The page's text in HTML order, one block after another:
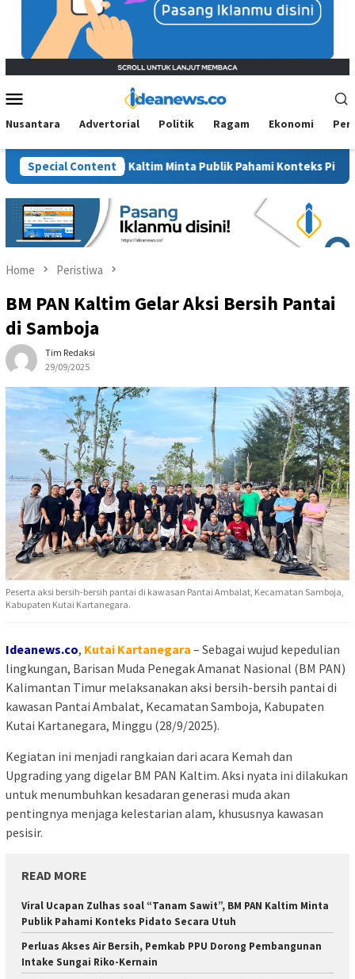
Menu
Nusantara Advertorial Politik Ragam Ekonomi
Special Content
PAN Kaltim Minta Publik Pahami Konteks Pidato Secara Utuh
Home Peristiwa
BM PAN Kaltim Gelar Aksi Bersih Pantai
di Samboja
Tim Redaksi
29/09/2025
Peserta aksi bersih-bersih pantai di kawasan Pantai Ambalat, Kecamatan Samboja,
Kabupaten Kutai Kartanegara.
Ideanews.co, Kutai Kartanegara – Sebagai wujud kepedulian
lingkungan, Barisan Muda Penegak Amanat Nasional (BM PAN)
Kalimantan Timur melaksanakan aksi bersih-bersih pantai di
kawasan Pantai Ambalat, Kecamatan Samboja, Kabupaten
Kutai Kartanegara, Minggu (28/9/2025).
Kegiatan ini menjadi rangkaian dari acara Kemah dan
Upgrading yang digelar BM PAN Kaltim. Aksi nyata ini dilakukan
untuk menumbuhkan kesadaran generasi muda akan
pentingnya menjaga kelestarian alam, khususnya kawasan
pesisir.
READ MORE
Viral Ucapan Zulhas soal “Tanam Sawit”, BM PAN Kaltim Minta
Publik Pahami Konteks Pidato Secara Utuh
Perluas Akses Air Bersih, Pemkab PPU Dorong Pembangunan
Intake Sungai Riko-Kernain